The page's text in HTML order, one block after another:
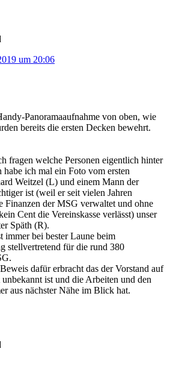
um 20:06
Panoramaaufnahme von oben, wie
bereits die ersten Decken bewehrt.
fragen welche Personen eigentlich hinter
habe ich mal ein Foto vom ersten
Weitzel (L) und einem Mann der
ist (weil er seit vielen Jahren
Finanzen der MSG verwaltet und ohne
Cent die Vereinskasse verlässt) unser
Späth (R).
immer bei bester Laune beim
stellvertretend für die rund 380
dafür erbracht das der Vorstand auf
ist und die Arbeiten und den
aus nächster Nähe im Blick hat.